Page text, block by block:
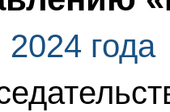
2024 года